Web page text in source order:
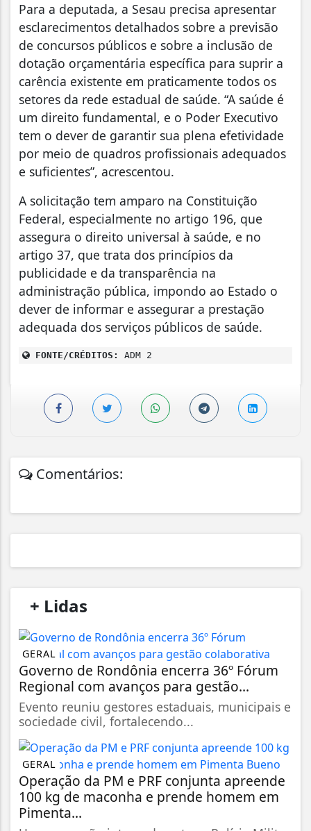
Para a deputada, a Sesau precisa apresentar
esclarecimentos detalhados sobre a previsão
de concursos públicos e sobre a inclusão de
dotação orçamentária específica para suprir a
carência existente em praticamente todos os
setores da rede estadual de saúde. “A saúde é
um direito fundamental, e o Poder Executivo
tem o dever de garantir sua plena efetividade
por meio de quadros profissionais adequados
e suficientes”, acrescentou.
A solicitação tem amparo na Constituição
Federal, especialmente no artigo 196, que
assegura o direito universal à saúde, e no
artigo 37, que trata dos princípios da
publicidade e da transparência na
administração pública, impondo ao Estado o
dever de informar e assegurar a prestação
adequada dos serviços públicos de saúde.
FONTE/CRÉDITOS: ADM 2
Comentários:
+ Lidas
GERAL
Governo de Rondônia encerra 36º Fórum
Regional com avanços para gestão...
Evento reuniu gestores estaduais, municipais e
sociedade civil, fortalecendo...
GERAL
Operação da PM e PRF conjunta apreende
100 kg de maconha e prende homem em
Pimenta...